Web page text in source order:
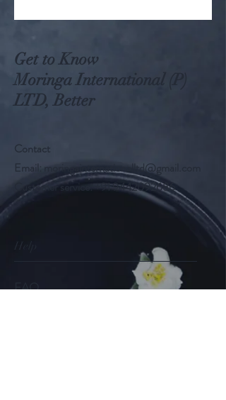
Get to Know
Moringa International (P)
LTD, Better
Contact
Email: moringainternationalltd@gmail.com
Customer service:+91 9442092686
FAQ